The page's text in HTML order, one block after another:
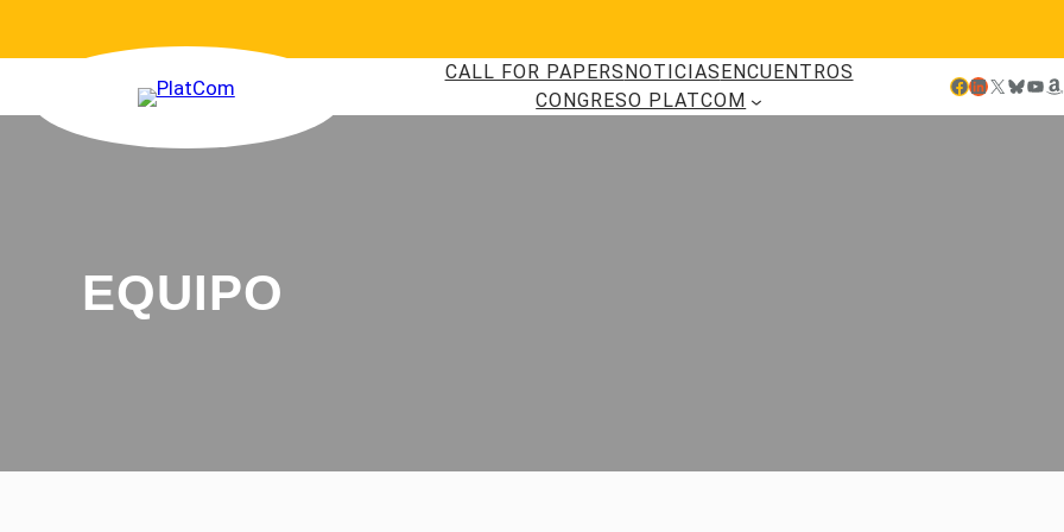
CALL FOR PAPERS NOTICIAS ENCUENTROS
CONGRESO PLATCOM
Facebook LinkedIn X Bluesky YouTube Amazon
EQUIPO